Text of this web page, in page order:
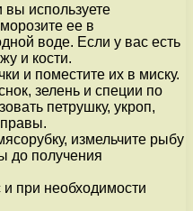
вы используете
ее в
воде. Если у вас есть
и кости.
и поместите их в миску.
зелень и специи по
петрушку, укроп,
измельчите рыбу
до получения
при необходимости